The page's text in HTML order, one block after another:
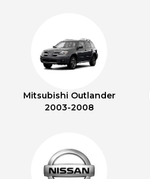
Mitsubishi Outlander
2003-2008